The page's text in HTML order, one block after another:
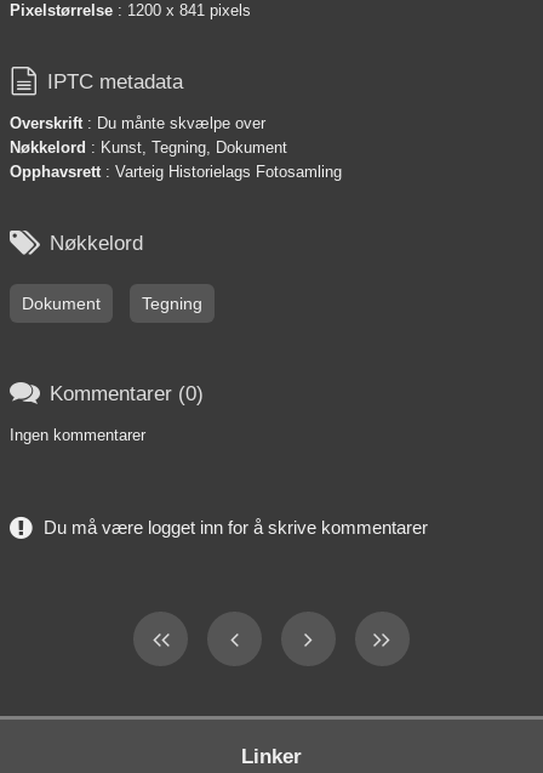
Pixelstørrelse : 1200 x 841 pixels
 IPTC metadata
Overskrift: Du månte skvælpe over
Nøkkelord : Kunst, Tegning, Dokument
Opphavsrett: Varteig Historielags Fotosamling
 Nøkkelord
Dokument Tegning
 Kommentarer (0)
Ingen kommentarer
Du må være logget inn for å skrive kommentarer
Linker